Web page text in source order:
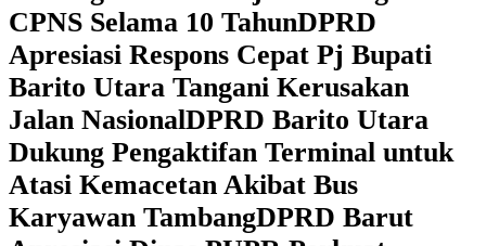
CPNS Selama 10 TahunDPRD
Apresiasi Respons Cepat Pj Bupati
Barito Utara Tangani Kerusakan
Jalan NasionalDPRD Barito Utara
Dukung Pengaktifan Terminal untuk
Atasi Kemacetan Akibat Bus
Karyawan TambangDPRD Barut